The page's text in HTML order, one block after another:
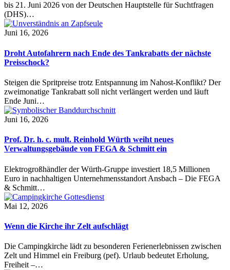
bis 21. Juni 2026 von der Deutschen Hauptstelle für Suchtfragen
(DHS)…
Juni 16, 2026
Droht Autofahrern nach Ende des Tankrabatts der nächste
Preisschock?
Steigen die Spritpreise trotz Entspannung im Nahost-Konflikt? Der
zweimonatige Tankrabatt soll nicht verlängert werden und läuft
Ende Juni…
Juni 16, 2026
Prof. Dr. h. c. mult. Reinhold Würth weiht neues
Verwaltungsgebäude von FEGA & Schmitt ein
Elektrogroßhändler der Würth-Gruppe investiert 18,5 Millionen
Euro in nachhaltigen Unternehmensstandort Ansbach – Die FEGA
& Schmitt…
Mai 12, 2026
Wenn die Kirche ihr Zelt aufschlägt
Die Campingkirche lädt zu besonderen Ferienerlebnissen zwischen
Zelt und Himmel ein Freiburg (pef). Urlaub bedeutet Erholung,
Freiheit –…